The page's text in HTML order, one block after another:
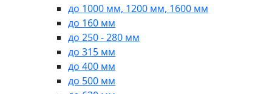
до 1000 мм, 1200 мм, 1600 мм
до 160 мм
до 250 - 280 мм
до 315 мм
до 400 мм
до 500 мм